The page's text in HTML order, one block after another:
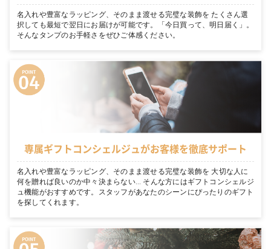
名入れや豊富なラッピング、そのまま渡せる完璧な装飾を たくさん選
択しても最短で翌日にお届けが可能です。「今日買って、明日届く」。
そんなタンプのお手軽さをぜひご体感ください。
専属ギフトコンシェルジュがお客様を徹底サポート
名入れや豊富なラッピング、そのまま渡せる完璧な装飾を 大切な人に
何を贈れば良いのか中々決まらない… そんな方にはギフトコンシェルジ
ュ機能がおすすめです。スタッフがあなたのシーンにぴったりのギフト
を探してくれます。